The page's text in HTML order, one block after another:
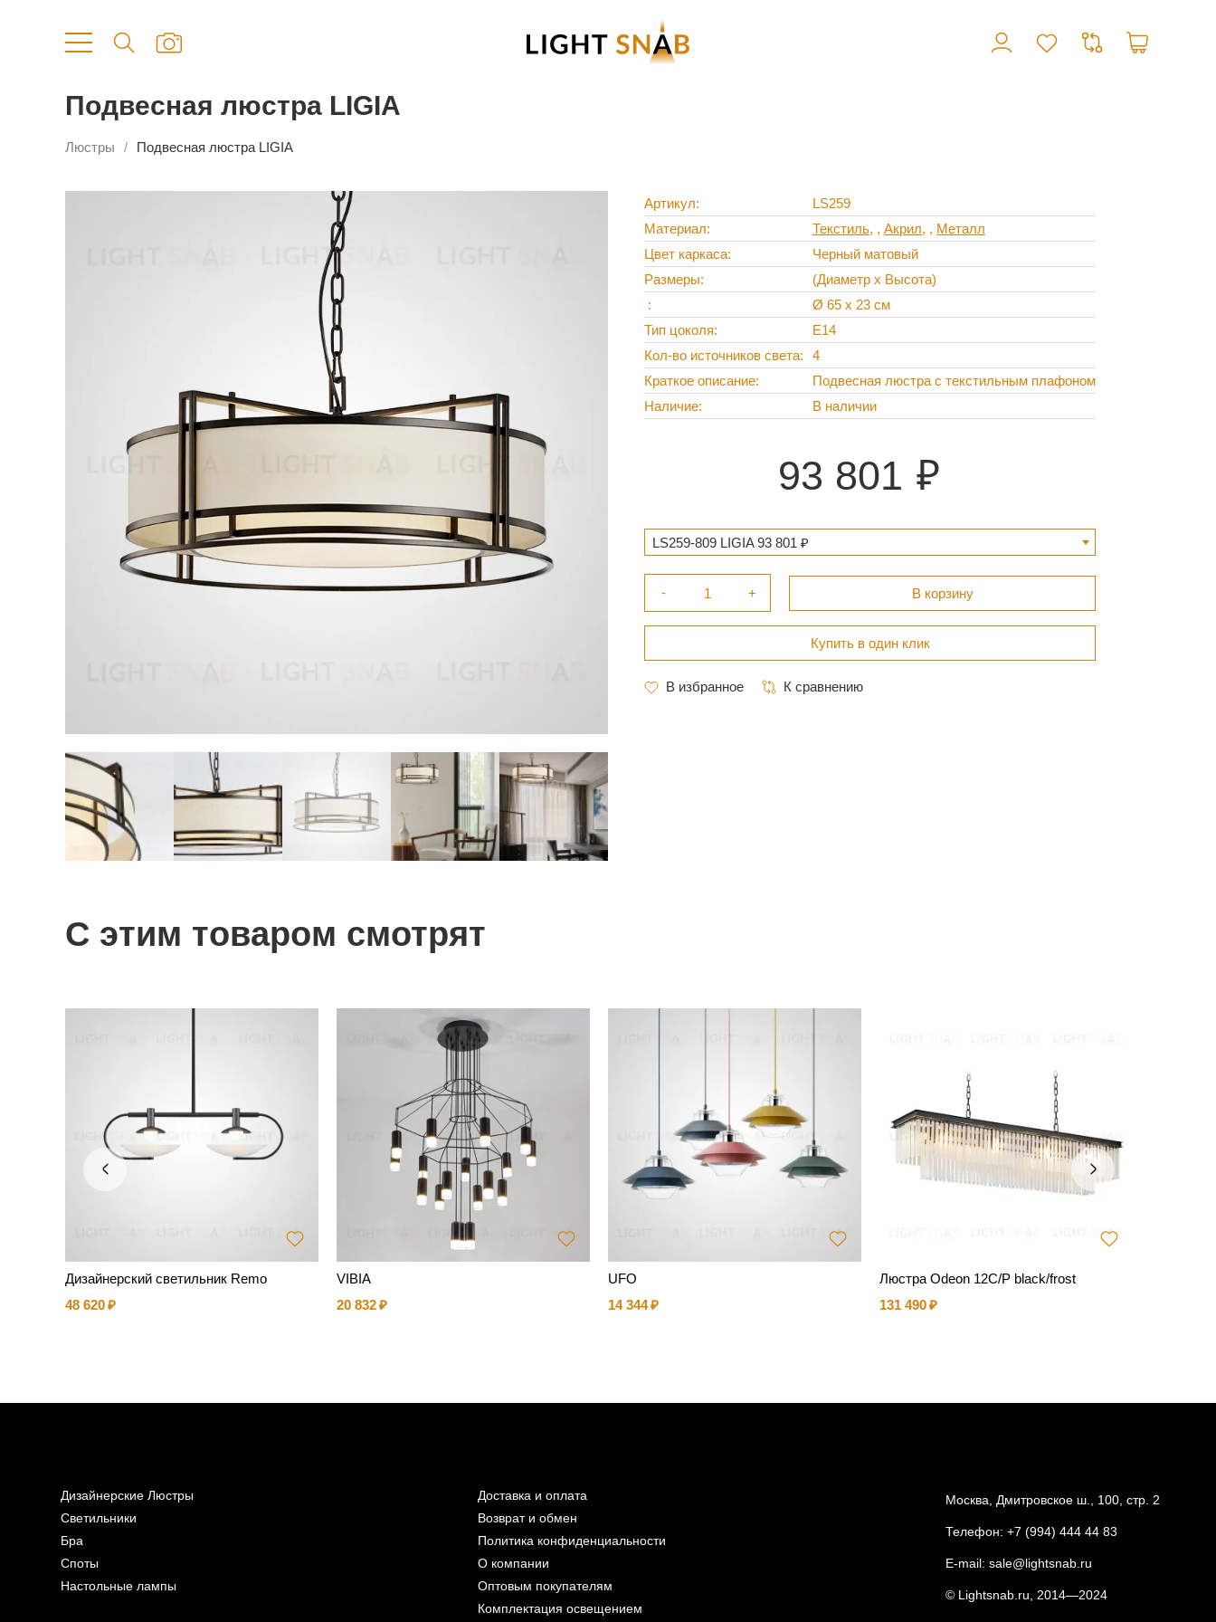
Подвесная люстра LIGIA
Люстры Подвесная люстра LIGIA
Артикул
LS259
Материал
Текстиль , Акрил , Металл
Цвет каркаса
Черный матовый
Размеры
(Диаметр х Высота)
Ø 65 х 23 см
Тип цоколя
Е14
Кол-во источников света
4
Краткое описание
Подвесная люстра с текстильным плафоном
Наличие
В наличии
93 801
LS259-809 LIGIA 93 801 ₽
С этим товаром смотрят
Дизайнерский светильник Remo
48 620
VIBIA
20 832
UFO
14 344
Люстра Odeon 12C/P black/frost
131 490
Дизайнерские Люстры
Светильники
Бра
Споты
Настольные лампы
Доставка и оплата
Возврат и обмен
Политика конфиденциальности
О компании
Оптовым покупателям
Комплектация освещением
Москва, Дмитровское ш., 100, стр. 2
Телефон: +7 (994) 444 44 83
E-mail: sale@lightsnab.ru
© Lightsnab.ru, 2014—2024